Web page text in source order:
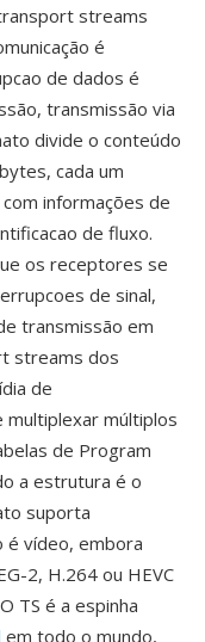
streams
é
de dados é
transmissão via
divide o conteúdo
cada um
informações de
de fluxo.
os receptores se
de sinal,
transmissão em
streams dos
de
multiplexar múltiplos
de Program
a estrutura é o
suporta
é vídeo, embora
2, H.264 ou HEVC
TS é a espinha
em todo o mundo,